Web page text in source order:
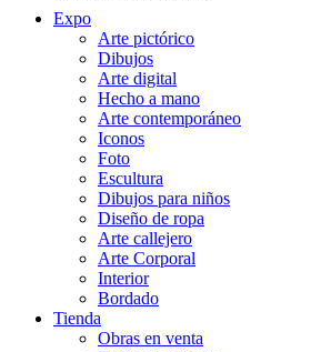
Expo
Arte pictórico
Dibujos
Arte digital
Hecho a mano
Arte contemporáneo
Iconos
Foto
Escultura
Dibujos para niños
Diseño de ropa
Arte callejero
Arte Corporal
Interior
Bordado
Tienda
Obras en venta